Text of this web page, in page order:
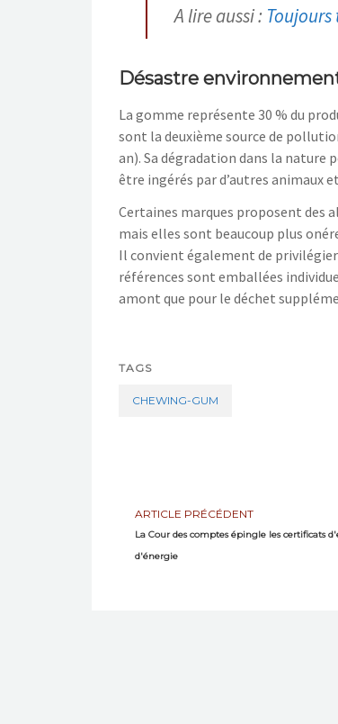
A lire aussi :
Désastre
La gomme représente 30 % du
sont la deuxième source de
an). Sa dégradation dans la nature
être ingérés par d’autres animaux
Certaines marques proposent des
mais elles sont beaucoup plus
Il convient également de
références sont emballées
amont que pour le déchet
TAGS
CHEWING-GUM
ARTICLE PRÉCÉDENT
La Cour des comptes épingle les certificats
d'énergie